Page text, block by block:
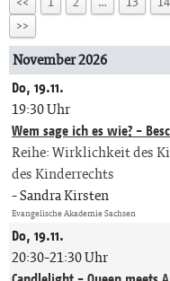
>>
November 2026
Do, 19.11.
19:30 Uhr
Wem sage ich es wie? -
Reihe: Wirklichkeit des
des Kinderrechts
Sandra Kirsten
Evangelische Akademie Sachsen
Do, 19.11.
20:30-21:30 Uhr